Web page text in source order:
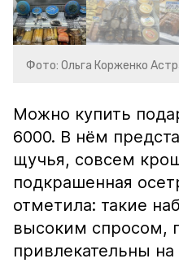
Фото: Ольга Корженко
Можно купить
6000. В нём
щучья, совсем
подкрашенная
отметила: такие
высоким спросом,
привлекательны